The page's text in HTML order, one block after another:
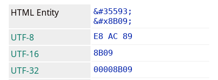
HTML Entity
&#35593;
&#x8B09;
UTF-8 E8 AC 89
UTF-16 8B09
UTF-32 00008B09